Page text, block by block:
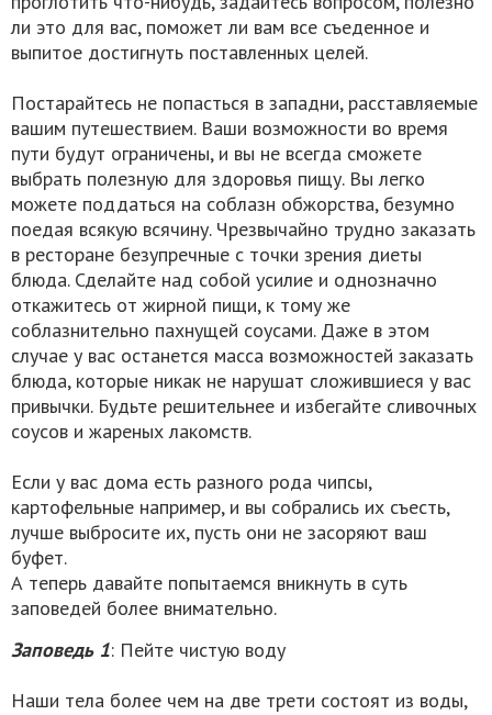
ли это для вас, поможет ли вам все съеденное и
выпитое достигнуть поставленных целей.
Постарайтесь не попасться в западни, расставляемые
вашим путешествием. Ваши возможности во время
пути будут ограничены, и вы не всегда сможете
выбрать полезную для здоровья пищу. Вы легко
можете поддаться на соблазн обжорства, безумно
поедая всякую всячину. Чрезвычайно трудно заказать
в ресторане безупречные с точки зрения диеты
блюда. Сделайте над собой усилие и однозначно
откажитесь от жирной пищи, к тому же
соблазнительно пахнущей соусами. Даже в этом
случае у вас останется масса возможностей заказать
блюда, которые никак не нарушат сложившиеся у вас
привычки. Будьте решительнее и избегайте сливочных
соусов и жареных лакомств.
Если у вас дома есть разного рода чипсы,
картофельные например, и вы собрались их съесть,
лучше выбросите их, пусть они не засоряют ваш
буфет.
А теперь давайте попытаемся вникнуть в суть
заповедей более внимательно.
Заповедь 1: Пейте чистую воду
Наши тела более чем на две трети состоят из воды,